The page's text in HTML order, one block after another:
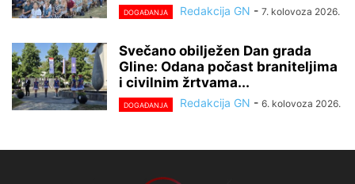
DOGAĐANJA Redakcija GN - 7. kolovoza 2026.
Svečano obilježen Dan grada
Gline: Odana počast braniteljima
i civilnim žrtvama...
DOGAĐANJA Redakcija GN - 6. kolovoza 2026.